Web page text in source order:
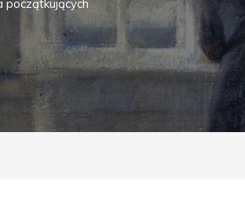
początkujących